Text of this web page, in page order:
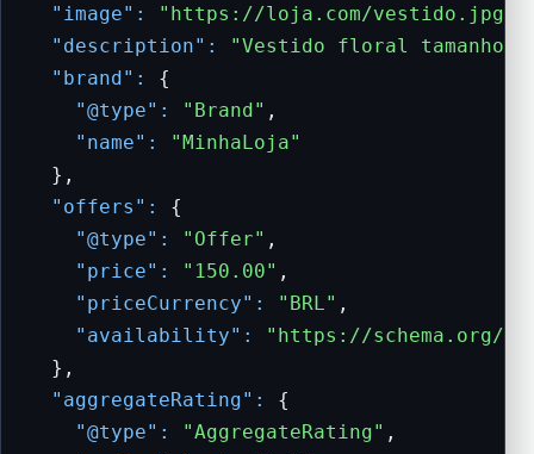
"image":
"https://loja.com/vestido.jpg"
"description":
"Vestido floral tamanho
"brand":
{
"@type":
"Brand" ,
"name":
"MinhaLoja"
  },
"offers":
{
"@type":
"Offer" ,
"price":
"150.00" ,
"priceCurrency":
"BRL" ,
"availability":
"https://schema.org/
  },
"aggregateRating":
{
"@type":
"AggregateRating" ,